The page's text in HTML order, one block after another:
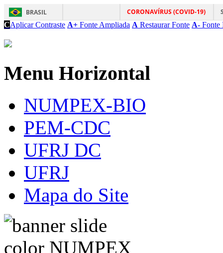
BRASIL CORONAVÍRUS (COVID-19)
CAplicar Contraste A+ Fonte Ampliada A Restaurar Fonte A- Fonte
Menu Horizontal
NUMPEX-BIO
PEM-CDC
UFRJ DC
UFRJ
Mapa do Site